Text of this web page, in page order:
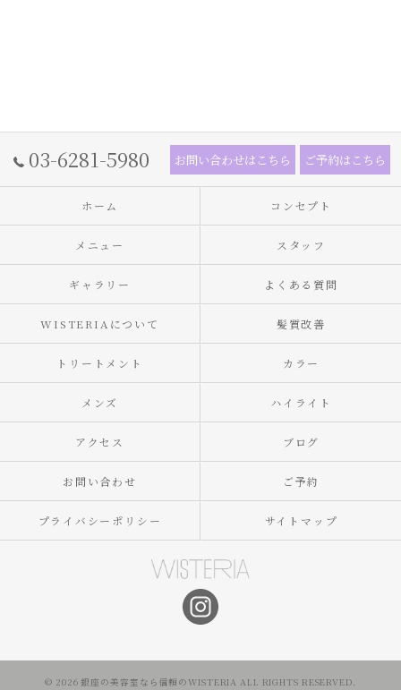
03-6281-5980 お問い合わせはこちら ご予約はこちら
ホーム コンセプト
メニュー スタッフ
ギャラリー よくある質問
WISTERIAについて 髪質改善
トリートメント カラー
メンズ ハイライト
アクセス ブログ
お問い合わせ ご予約
プライバシーポリシー サイトマップ
© 2026 銀座の美容室なら信頼のWISTERIA ALL RIGHTS RESERVED.